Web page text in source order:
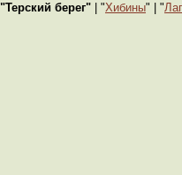
"Терский берег" | "Хибины" | "